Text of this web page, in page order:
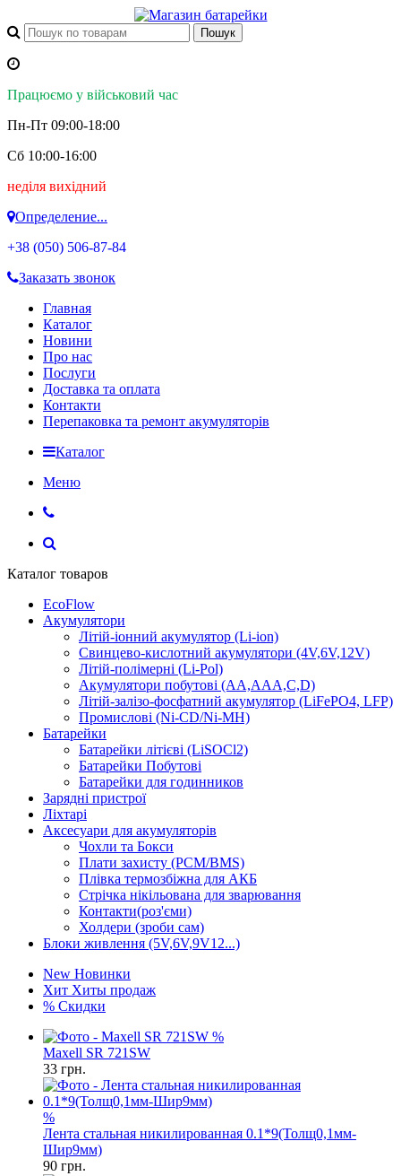
Працюємо у військовий час
Пн-Пт 09:00-18:00
Сб 10:00-16:00
неділя вихідний
Определение...
+38 (050) 506-87-84
Заказать звонок
Главная
Каталог
Новини
Про нас
Послуги
Доставка та оплата
Контакти
Перепаковка та ремонт акумуляторів
Каталог
Меню
Каталог товаров
EcoFlow
Акумулятори
Літій-іонний акумулятор (Li-ion)
Свинцево-кислотний акумулятори (4V,6V,12V)
Літій-полімерні (Li-Pol)
Акумулятори побутові (AA,AAA,C,D)
Літій-залізо-фосфатний акумулятор (LiFePO4, LFP)
Промислові (Ni-CD/Ni-MH)
Батарейки
Батарейки літієві (LiSOCl2)
Батарейки Побутові
Батарейки для годинников
Зарядні пристрої
Ліхтарі
Аксесуари для акумуляторів
Чохли та Бокси
Плати захисту (PCM/BMS)
Плівка термозбіжна для АКБ
Стрічка нікільована для зварювання
Контакти(роз'єми)
Холдери (зроби сам)
Блоки живлення (5V,6V,9V12...)
New Новинки
Хит Хиты продаж
% Скидки
%
Maxell SR 721SW
33 грн.
%
Лента стальная никилированная 0.1*9(Толщ0,1мм-
Шир9мм)
90 грн.